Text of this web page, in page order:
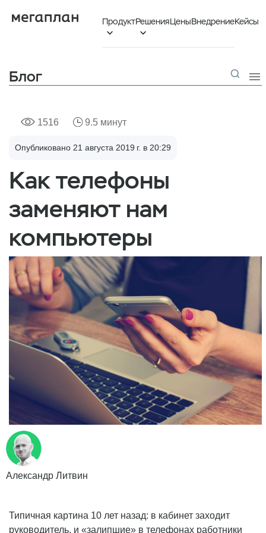
Продукт

Решения

ЦеныВнедрениеКейсы
Блог 
1516 9.5 минут
Опубликовано 21 августа 2019 г. в 20:29
Как телефоны
заменяют нам
компьютеры
Типичная картина 10 лет назад: в кабинет заходит
руководитель, и «залипшие» в телефонах работники
Александр Литвин